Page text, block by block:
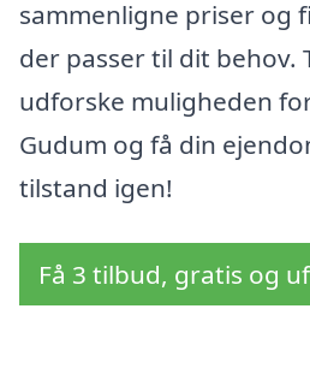
sammenligne priser og
der passer til dit behov.
udforske muligheden
Gudum og få din
tilstand igen!
Få 3 tilbud, gratis og